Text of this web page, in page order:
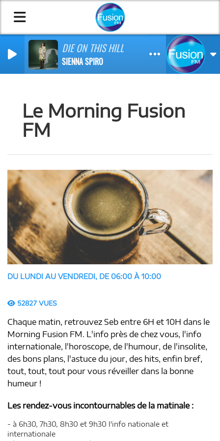
DIE ON THIS HILL
SIENNA SPIRO
Le Morning Fusion
FM
DU LUNDI AU VENDREDI, DE 06:00 À 10:00
52827 VUES
Chaque matin, retrouvez Seb entre 6H et 10H dans le
Morning Fusion FM. L'info près de chez vous, l'info
internationale, l'horoscope, de l'humour, de l'insolite,
des bons plans, l'astuce du jour, des hits, enfin bref,
tout, tout, tout pour vous réveiller dans la bonne
humeur !
Les rendez-vous incontournables de la matinale :
- à 6h30, 7h30, 8h30 et 9h30 l'info nationale et
internationale